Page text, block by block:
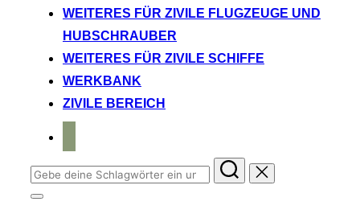
WEITERES FÜR ZIVILE FLUGZEUGE UND
HUBSCHRAUBER
WEITERES FÜR ZIVILE SCHIFFE
WERKBANK
ZIVILE BEREICH
Suchen
nach:
Seitenleiste